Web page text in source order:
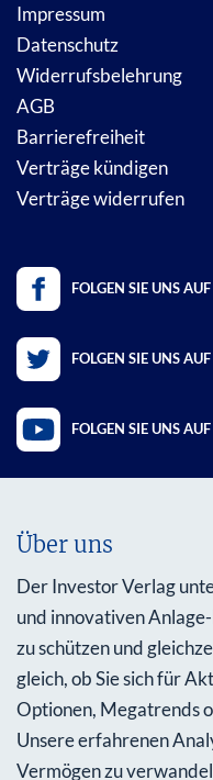
Impressum
Datenschutz
Widerrufsbelehrung
AGB
Barrierefreiheit
Verträge kündigen
Verträge widerrufen
FOLGEN SIE UNS
FOLGEN SIE UNS
FOLGEN SIE UNS
Über uns
Der Investor Verlag
und innovativen
zu schützen und
gleich, ob Sie sich für
Optionen, Megatrends
Unsere erfahrenen
Vermögen zu